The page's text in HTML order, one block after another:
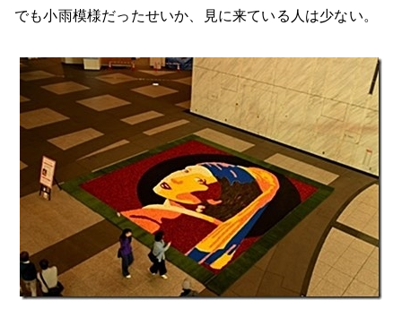
でも小雨模様だったせいか、見に来ている人は少ない。